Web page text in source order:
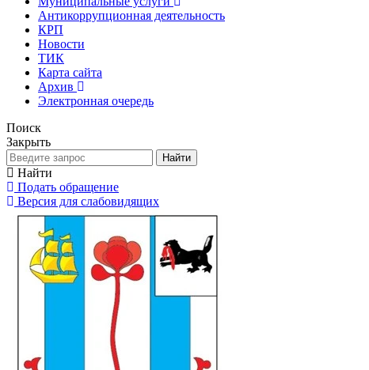
Антикоррупционная деятельность
КРП
Новости
ТИК
Карта сайта
Архив
Электронная очередь
Поиск
Закрыть
Найти
Найти
Подать обращение
Версия для слабовидящих